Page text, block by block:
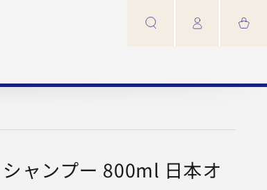
イ
ー
ャンプー 800ml 日本オ